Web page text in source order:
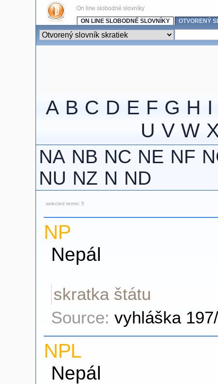
On line slobodné slovníky
ON LINE SLOBODNÉ SLOVNÍKY
OTVORENÝ
A B C D E F G H I
U V W
NA NB NC NE NF
NU NZ N ND
selected terms: 5
NP
Nepál
skratka štátu
Source: vyhláška
NPL
Nepál